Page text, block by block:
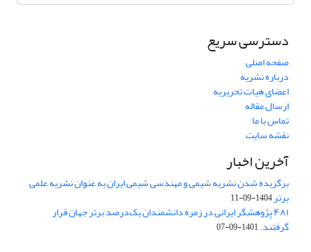
دسترسی سریع
صفحه اصلی
درباره نشریه
اعضای هیات تحریریه
ارسال مقاله
تماس با ما
نقشه سایت
آخرین اخبار
برگزیده شدن نشریه شیمی و مهندسی شیمی ایران به عنوان نشریه علمی
برتر1404-09-11
۴۸۱ پژوهشگر ایرانی در زمره دانشمندان یک‌درصد برتر جهان قرار
گرفتند.1401-09-07